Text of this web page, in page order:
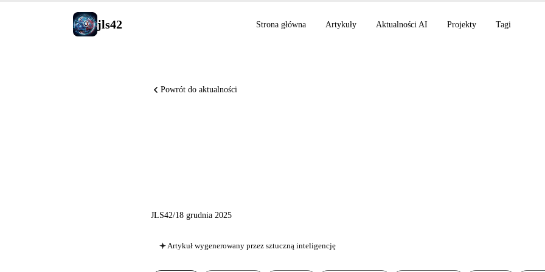
jls42 Strona główna Artykuły Aktualności AI Projekty Tagi
Powrót do aktualności
JLS42/18 grudnia 2025
Artykuł wygenerowany przez sztuczną inteligencję